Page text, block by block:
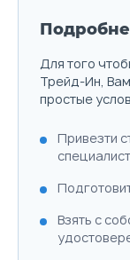
Для того
Трейд-Ин,
простые
Привезти
Взять с